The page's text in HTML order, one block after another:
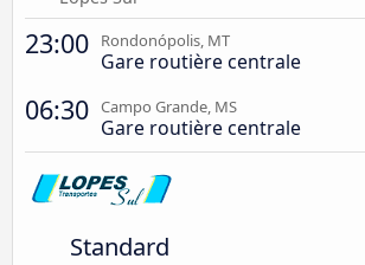
23:00 Rondonópolis, MT
Gare routière centrale
06:30 Campo Grande, MS
Gare routière centrale
Standard